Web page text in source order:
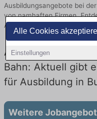
Alle Cookies
Einstellungen
Ausbildungsangebote bei
von namhaften Firmen.
Arbeitgebern und bewerben
Ausbildung in
Bahn: Aktuell gibt
für Ausbildung in
Weitere